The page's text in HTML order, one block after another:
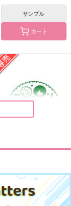
サンプル
作品詳細
MILK
315円（税込）
サンプル
カート
ふくま書店
専売 787円（税込）